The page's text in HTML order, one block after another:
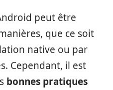
peut être
que ce soit
native ou par
Cependant, il est
bonnes pratiques